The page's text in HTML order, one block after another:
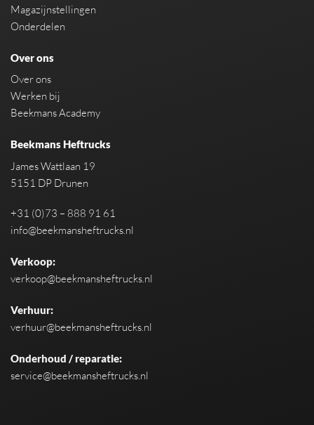
Magazijnstellingen
Onderdelen
Over ons
Over ons
Werken bij
Beekmans Academy
Beekmans Heftrucks
James Wattlaan 19
5151 DP Drunen
+31 (0)73 – 888 91 61
info@beekmansheftrucks.nl
Verkoop:
verkoop@beekmansheftrucks.nl
Verhuur:
verhuur@beekmansheftrucks.nl
Onderhoud / reparatie:
service@beekmansheftrucks.nl